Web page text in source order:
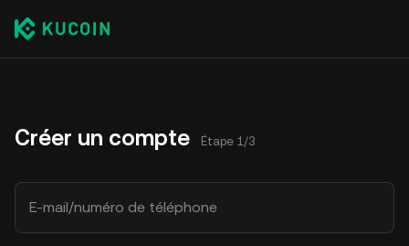
Créer un compte Étape 1/3
E-mail/numéro de téléphone